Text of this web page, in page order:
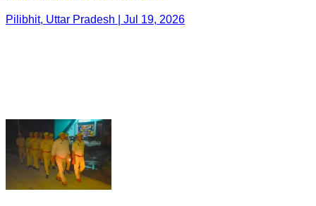
Pilibhit, Uttar Pradesh | Jul 19, 2026